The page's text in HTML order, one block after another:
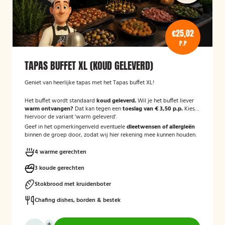
€25,02
P.P
TAPAS BUFFET XL (KOUD GELEVERD)
Geniet van heerlijke tapas met het Tapas buffet XL!
Het buffet wordt standaard koud geleverd.Wil je het buffet liever
warm ontvangen? Dat kan tegen eentoeslag van € 3,50 p.p. Kies
hiervoor de variant 'warm geleverd'.
Geef in het opmerkingenveld eventueledieetwensen of allergieën
binnen de groep door, zodat wij hier rekening mee kunnen houden.
4 warme gerechten
3 koude gerechten
Stokbrood met kruidenboter
Chafing dishes, borden & bestek